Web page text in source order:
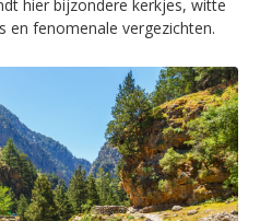
hier bijzondere kerkjes, witte
en fenomenale vergezichten.